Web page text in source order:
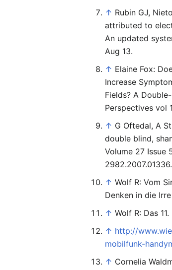
↑ Rubin GJ,
attributed to
An updated
Aug 13.
↑ Elaine Fox:
Increase
Fields? A
Perspectives vol
↑ G Oftedal, A
double blind,
Volume 27 Issue
↑ Wolf R: Vom
Denken in die
↑ Wolf R: Das
↑ http://
mobilfunk-
↑ Cornelia